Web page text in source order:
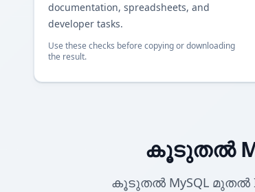
documentation, spreadsheets, and
developer tasks.
Use these checks before copying or downloading
the result.
കൂടുതൽ
കൂടുതൽ MySQL മുതൽ